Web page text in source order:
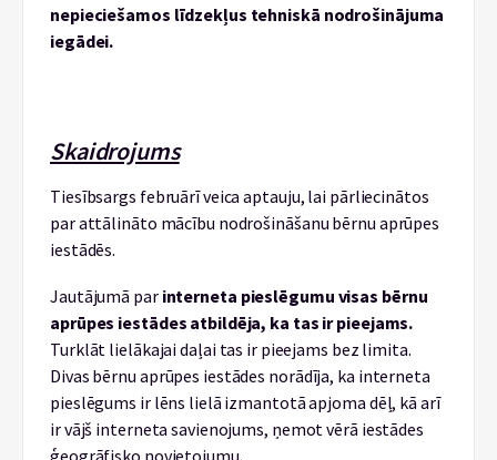
nepieciešamos līdzekļus tehniskā nodrošinājuma
iegādei.
Skaidrojums
Tiesībsargs februārī veica aptauju, lai pārliecinātos
par attālināto mācību nodrošināšanu bērnu aprūpes
iestādēs.
Jautājumā par interneta pieslēgumu visas bērnu
aprūpes iestādes atbildēja, ka tas ir pieejams.
Turklāt lielākajai daļai tas ir pieejams bez limita.
Divas bērnu aprūpes iestādes norādīja, ka interneta
pieslēgums ir lēns lielā izmantotā apjoma dēļ, kā arī
ir vājš interneta savienojums, ņemot vērā iestādes
ģeogrāfisko novietojumu.